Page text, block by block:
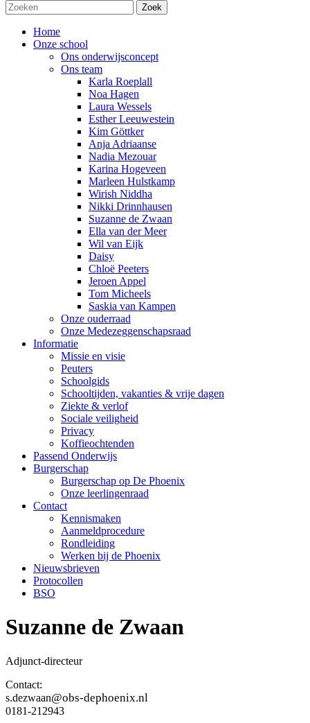
Zoek
Home
Onze school
Ons onderwijsconcept
Ons team
Karla Roeplall
Noa Hagen
Laura Wessels
Esther Leeuwestein
Kim Göttker
Anja Adriaanse
Nadia Mezouar
Karina Hogeveen
Marleen Hulstkamp
Wirish Niddha
Nikki Drinnhausen
Suzanne de Zwaan
Ella van der Meer
Wil van Eijk
Daisy
Chloë Peeters
Jeroen Appel
Tom Micheels
Saskia van Kampen
Onze ouderraad
Onze Medezeggenschapsraad
Informatie
Missie en visie
Peuters
Schoolgids
Schooltijden, vakanties & vrije dagen
Ziekte & verlof
Sociale veiligheid
Privacy
Koffieochtenden
Passend Onderwijs
Burgerschap
Burgerschap op De Phoenix
Onze leerlingenraad
Contact
Kennismaken
Aanmeldprocedure
Rondleiding
Werken bij de Phoenix
Nieuwsbrieven
Protocollen
BSO
Suzanne de Zwaan
Adjunct-directeur
Contact:
s.dezwaan@obs-dephoenix.nl
0181-212943